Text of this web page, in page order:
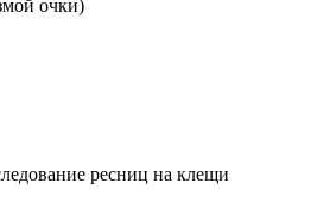
очки)
ресниц на клещи